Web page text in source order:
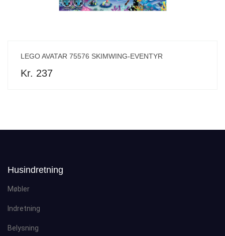
LEGO AVATAR 75576 SKIMWING-EVENTYR
Kr. 237
Husindretning
Møbler
Indretning
Belysning